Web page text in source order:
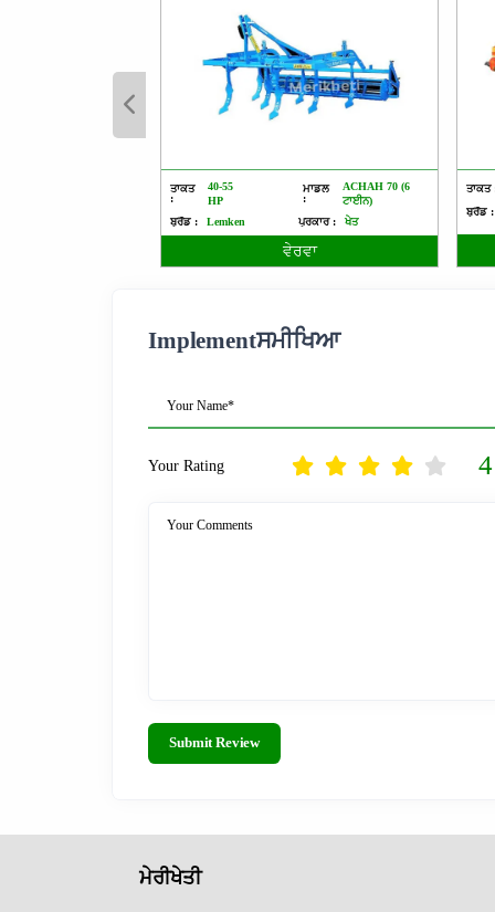
ਤਾਕਤ
:
40-55
HP
ਮਾਡਲ
:
ACHAH 70 (6
ਟਾਈਨ)
ਬ੍ਰੈਂਡ :
Lemken ਪ੍ਰਕਾਰ : ਖੇਤ
ਵੇਰਵਾ
ਤਾਕਤ
ਬ੍ਰੈਂਡ :
Implementਸਮੀਖਿਆ
Your Name*
Your Rating 4
Your Comments
Submit Review
ਮੇਰੀਖੇਤੀ